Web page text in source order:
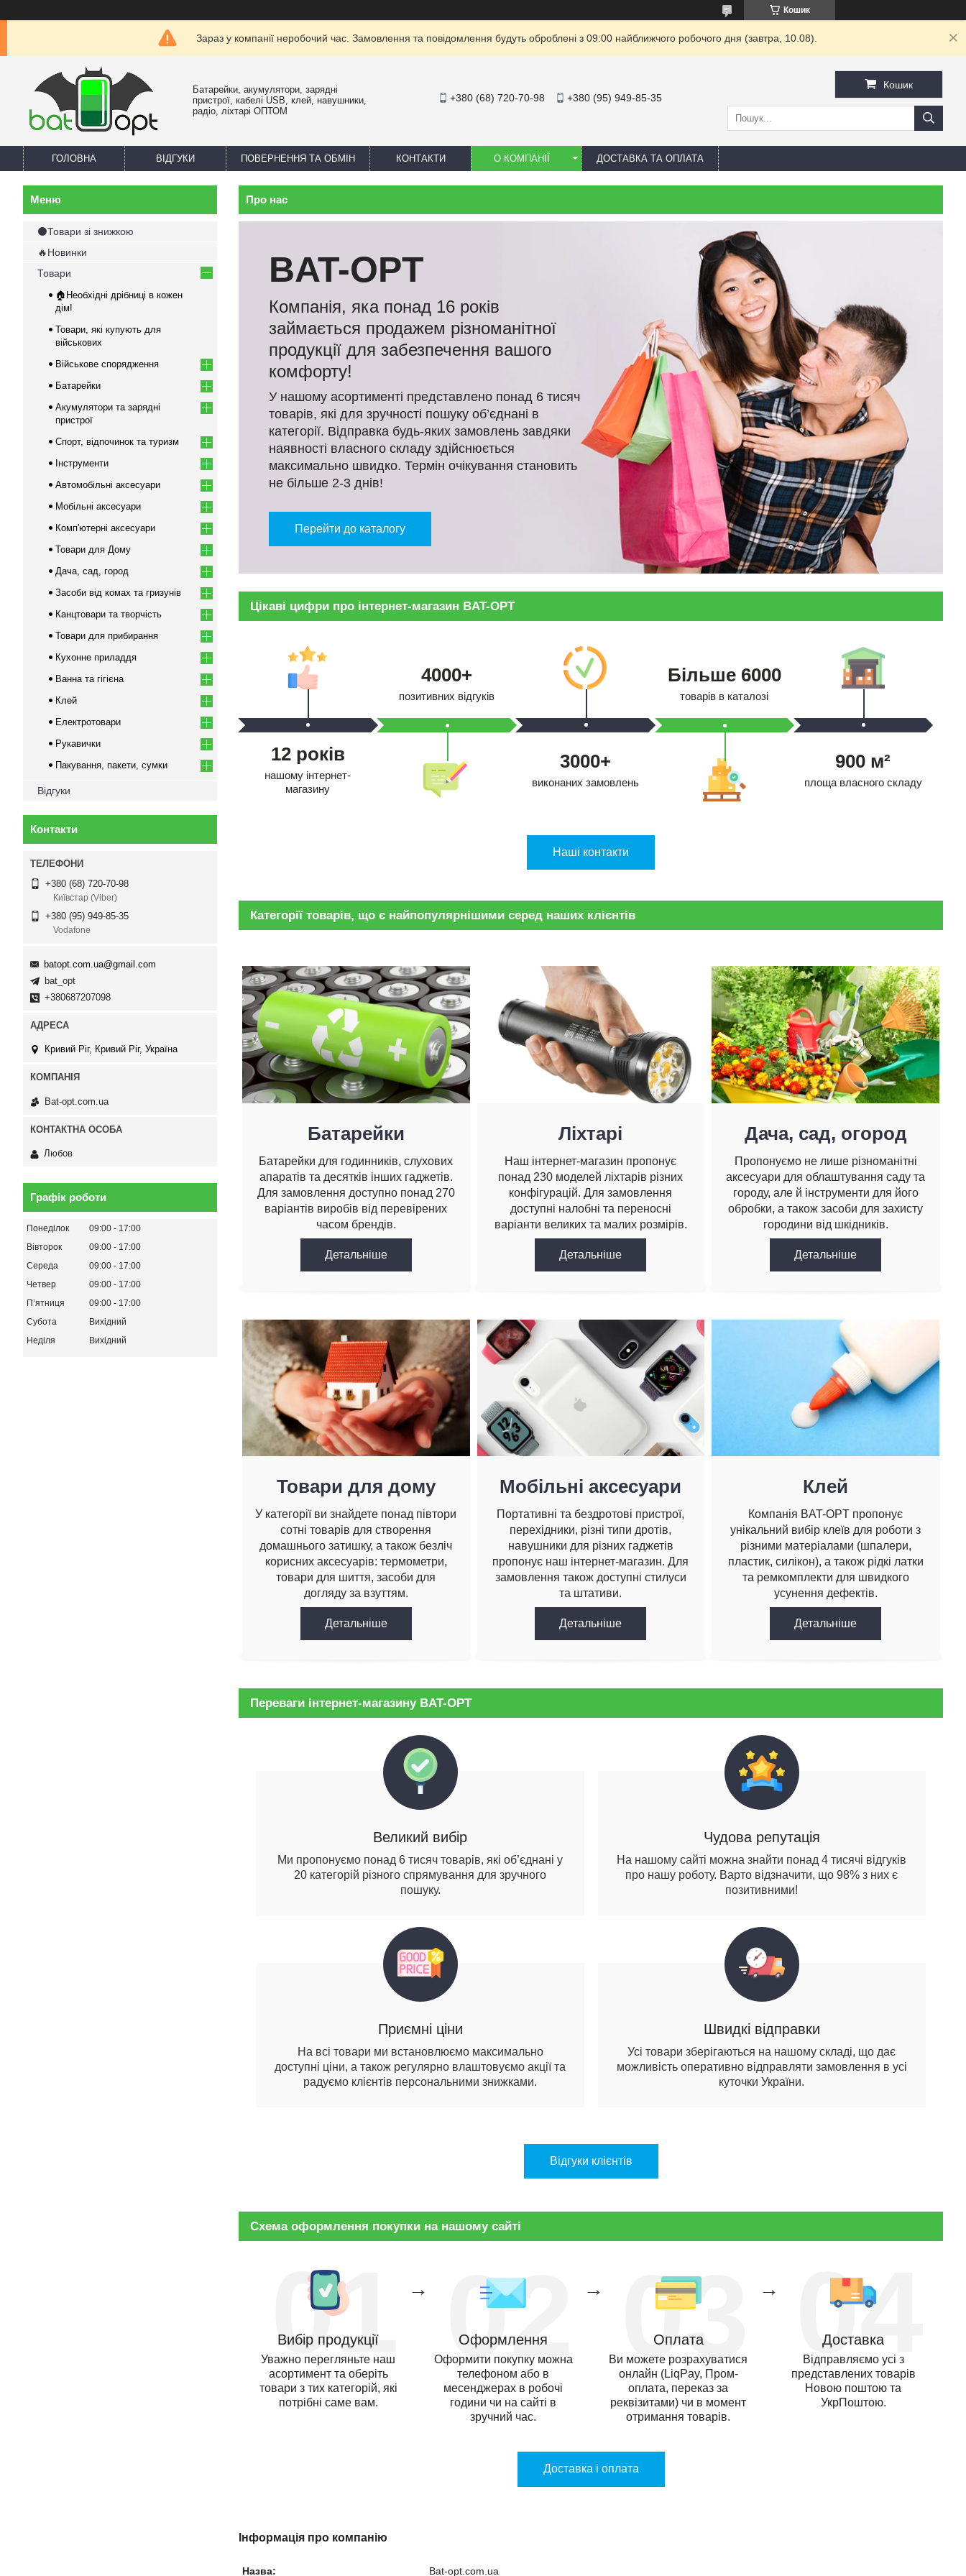
Кошик
Зараз у компанії неробочий час. Замовлення та повідомлення будуть оброблені з 09:00 найближчого робочого дня (завтра, 10.08).
Батарейки, акумулятори, зарядні
пристрої, кабелі USB, клей, навушники,
радіо, ліхтарі ОПТОМ
+380 (68) 720-70-98 +380 (95) 949-85-35
Кошик
ГОЛОВНА ВІДГУКИ ПОВЕРНЕННЯ ТА ОБМІН КОНТАКТИ О КОМПАНІЇ ДОСТАВКА ТА ОПЛАТА
Про нас
BAT-OPT
Компанія, яка понад 16 років
займається продажем різноманітної
продукції для забезпечення вашого
комфорту!
У нашому асортименті представлено понад 6 тисяч
товарів, які для зручності пошуку об’єднані в
категорії. Відправка будь-яких замовлень завдяки
наявності власного складу здійснюється
максимально швидко. Термін очікування становить
не більше 2-3 днів!
Перейти до каталогу
Цікаві цифри про інтернет-магазин BAT-OPT
12 рокiв
нашому інтернет-
магазину
4000+
позитивних відгуків
3000+
виконаних замовлень
Бiльше 6000
товарів в каталозі
900 м²
площа власного складу
Нашi контакти
Категорії товарів, що є найпопулярнішими серед наших клієнтів
Батарейки
Батарейки для годинників, слухових
апаратів та десятків інших гаджетів.
Для замовлення доступно понад 270
варіантів виробів від перевірених
часом брендів.
Детальнiше
Ліхтарі
Наш інтернет-магазин пропонує
понад 230 моделей ліхтарів різних
конфігурацій. Для замовлення
доступні налобні та переносні
варіанти великих та малих розмірів.
Детальнiше
Дача, сад, огород
Пропонуємо не лише різноманітні
аксесуари для облаштування саду та
городу, але й інструменти для його
обробки, а також засоби для захисту
городини від шкідників.
Детальнiше
Товари для дому
У категорії ви знайдете понад півтори
сотні товарів для створення
домашнього затишку, а також безліч
корисних аксесуарів: термометри,
товари для шиття, засоби для
догляду за взуттям.
Детальнiше
Мобільні аксесуари
Портативні та бездротові пристрої,
перехідники, різні типи дротів,
навушники для різних гаджетів
пропонує наш інтернет-магазин. Для
замовлення також доступні стилуси
та штативи.
Детальнiше
Клей
Компанія BAT-OPT пропонує
унікальний вибір клеїв для роботи з
різними матеріалами (шпалери,
пластик, силікон), а також рідкі латки
та ремкомплекти для швидкого
усунення дефектів.
Детальнiше
Переваги інтернет-магазину BAT-OPT
Великий вибір
Ми пропонуємо понад 6 тисяч товарів, які об’єднані у
20 категорій різного спрямування для зручного
пошуку.
Чудова репутація
На нашому сайті можна знайти понад 4 тисячі відгуків
про нашу роботу. Варто відзначити, що 98% з них є
позитивними!
Приємні ціни
На всі товари ми встановлюємо максимально
доступні ціни, а також регулярно влаштовуємо акції та
радуємо клієнтів персональними знижками.
Швидкі відправки
Усі товари зберігаються на нашому складі, що дає
можливість оперативно відправляти замовлення в усі
куточки України.
Відгуки клієнтів
Схема оформлення покупки на нашому сайті
01
Вибір продукції
Уважно перегляньте наш
асортимент та оберіть
товари з тих категорій, які
потрібні саме вам.
→ 02
Оформлення
Оформити покупку можна
телефоном або в
месенджерах в робочі
години чи на сайті в
зручний час.
→ 03
Оплата
Ви можете розрахуватися
онлайн (LiqPay, Пром-
оплата, переказ за
реквізитами) чи в момент
отримання товарів.
→ 04
Доставка
Відправляємо усі з
представлених товарів
Новою поштою та
УкрПоштою.
Доставка i оплата
Інформація про компанію
Назва: Bat-opt.com.ua
⚫Товари зі знижкою
🔥Новинки
Товари
🏠Необхідні дрібниці в кожен
дім!
Товари, які купують для
військових
Військове спорядження
Батарейки
Акумулятори та зарядні
пристрої
Спорт, відпочинок та туризм
Інструменти
Автомобільні аксесуари
Мобільні аксесуари
Комп'ютерні аксесуари
Товари для Дому
Дача, сад, город
Засоби від комах та гризунів
Канцтовари та творчість
Товари для прибирання
Кухонне приладдя
Ванна та гігієна
Клей
Електротовари
Рукавички
Пакування, пакети, сумки
Відгуки
Контакти
+380 (68) 720-70-98
Київстар (Viber)
+380 (95) 949-85-35
Vodafone
batopt.com.ua@gmail.com
bat_opt
+380687207098
Кривий Ріг, Кривий Ріг, Україна
Bat-opt.com.ua
Любов
Графік роботи
Понеділок 09:00
17:00
Вівторок
09:00
17:00
Середа
09:00
17:00
Четвер
09:00
17:00
Пʼятниця
09:00
17:00
Субота
Вихідний
Неділя
Вихідний